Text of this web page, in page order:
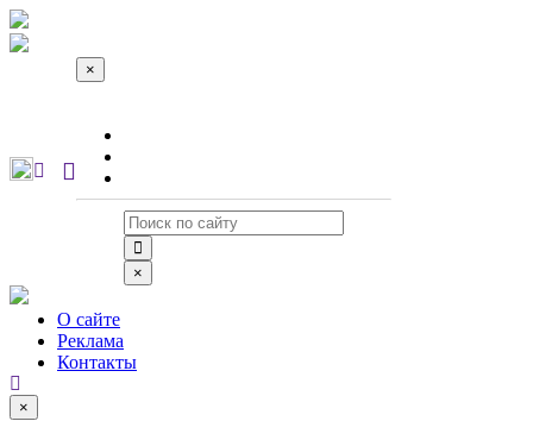
×
×
О сайте
Реклама
Контакты
×